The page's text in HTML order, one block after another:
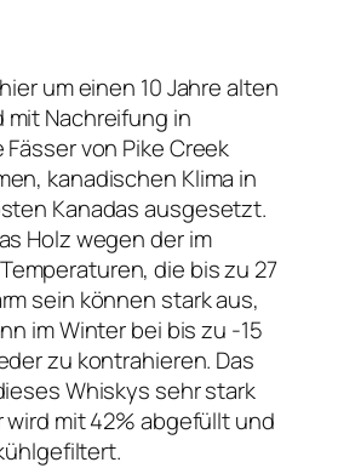
um einen 10 Jahre alten
Nachreifung in
Fässer von Pike Creek
kanadischen Klima in
Kanadas ausgesetzt.
Holz wegen der im
die bis zu 27
sein können stark aus,
im Winter bei bis zu -15
zu kontrahieren. Das
Whiskys sehr stark
wird mit 42% abgefüllt und